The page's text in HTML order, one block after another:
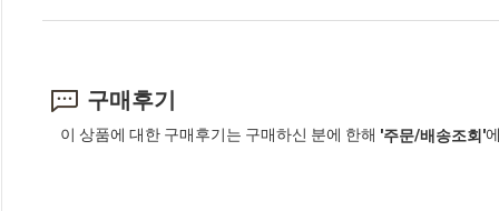
구매후기
이 상품에 대한 구매후기는 구매하신 분에 한해 '주문/배송조회'